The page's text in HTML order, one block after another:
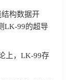
构数据开
LK-99的超导
上，LK-99存